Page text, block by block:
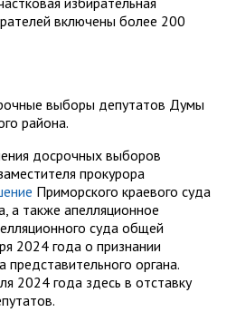
включены более 200
выборы депутатов Думы
района.
досрочных выборов
прокурора
Приморского краевого суда
а также апелляционное
суда общей
2024 года о признании
органа.
2024 года здесь в отставку